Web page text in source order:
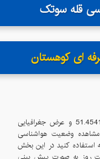
ای کوهستان
وضعیت هواشناسی
استفاده کنید در این بخش